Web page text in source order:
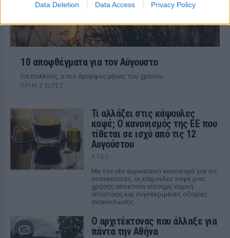
Data Deletion Data Access Privacy Policy
10 αποφθέγματα για τον Αύγουστο
Για πολλούς, ο πιο όμορφος μήνας του χρόνου
ΠΡΙΝ 2 ΏΡΕΣ
Τι αλλάζει στις κάψουλες
καφέ; Ο κανονισμός της ΕΕ που
τίθεται σε ισχύ από τις 12
Αυγούστου
ΧΤΕΣ
Με τον νέο ευρωπαϊκό κανονισμό για τις
συσκευασίες, οι κάψουλες καφέ μιας
χρήσης αποκτούν επίσημη νομική
υπόσταση και συγκεκριμένες οδηγίες
ανακύκλωσης.
Ο αρχιτέκτονας που άλλαξε για
πάντα την Αθήνα